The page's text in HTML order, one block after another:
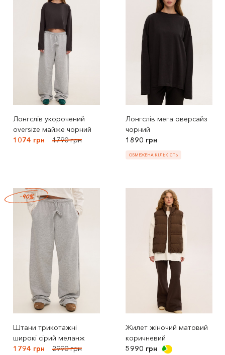
Лонгслів укорочений
oversize майже чорний
1074 грн
1790 грн
Лонгслів мега оверсайз
чорний
1890 грн
ОБМЕЖЕНА КІЛЬКІСТЬ
Штани трикотажні
широкі сірий меланж
1794 грн
2990 грн
-40%
Жилет жіночий матовий
коричневий
5990 грн